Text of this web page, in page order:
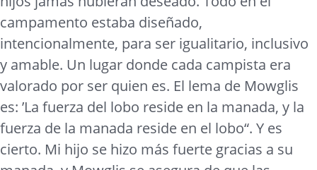
campamento estaba diseñado,
intencionalmente, para ser igualitario, inclusivo
y amable. Un lugar donde cada campista era
valorado por ser quien es. El lema de Mowglis
es: ’La fuerza del lobo reside en la manada, y la
fuerza de la manada reside en el lobo“. Y es
cierto. Mi hijo se hizo más fuerte gracias a su